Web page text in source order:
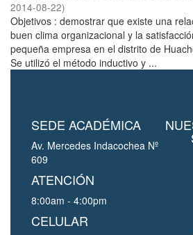
2014-08-22)
Objetivos : demostrar que existe una
buen clima organizacional y la
pequeña empresa en el distrito de
Se utilizó el método inductivo y ...
SEDE ACADÉMICA
Av. Mercedes Indacochea Nº
609
ATENCIÓN
8:00am - 4:00pm
CELULAR